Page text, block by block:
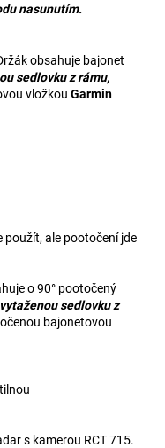
nasunutím.
obsahuje bajonet
sedlovku z rámu,
vložkou Garmin
použít, ale pootočení jde
o 90° pootočený
sedlovku z
bajonetovou
s kamerou RCT 715.